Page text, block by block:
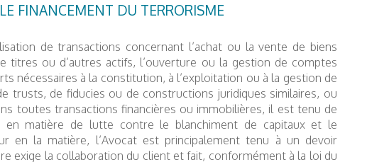
FINANCEMENT DU TERRORISME
de transactions concernant l’achat ou la vente de biens
titres ou d’autres actifs, l’ouverture ou la gestion de comptes
nécessaires à la constitution, à l’exploitation ou à la gestion de
trusts, de fiducies ou de constructions juridiques similaires, ou
toutes transactions financières ou immobilières, il est tenu de
matière de lutte contre le blanchiment de capitaux et le
en la matière, l’Avocat est principalement tenu à un devoir
exige la collaboration du client et fait, conformément à la loi du